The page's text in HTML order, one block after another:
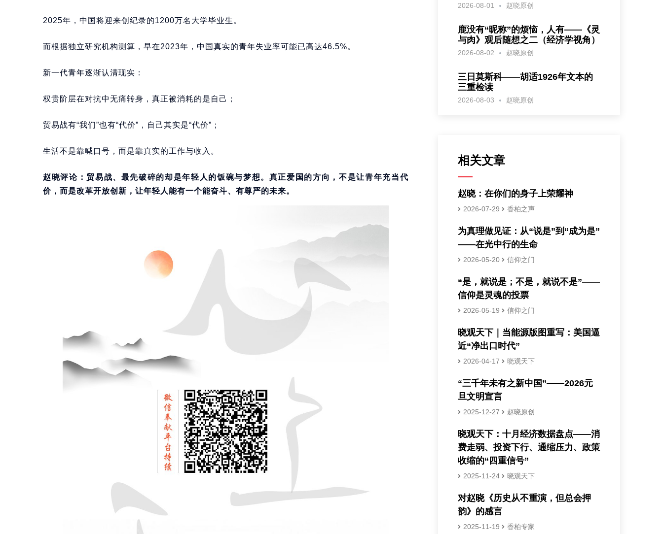
2025年，中国将迎来创纪录的1200万名大学毕业生。
而根据独立研究机构测算，早在2023年，中国真实的青年失业率可能已高达46.5%。
新一代青年逐渐认清现实：
权贵阶层在对抗中无痛转身，真正被消耗的是自己；
贸易战有“我们”也有“代价”，自己其实是“代价”；
生活不是靠喊口号，而是靠真实的工作与收入。
赵晓评论：贸易战、最先破碎的却是年轻人的饭碗与梦想。真正爱国的方向，不是让青年充当代
价，而是改革开放创新，让年轻人能有一个能奋斗、有尊严的未来。
2026-08-01 赵晓原创
鹿没有“昵称”的烦恼，人有——《灵
与肉》观后随想之二（经济学视角）
2026-08-02 赵晓原创
三日莫斯科——胡适1926年文本的
三重检读
2026-08-03 赵晓原创
相关文章
赵晓：在你们的身子上荣耀神
2026-07-29 香柏之声
为真理做见证：从“说是”到“成为是”
——在光中行的生命
2026-05-20 信仰之门
“是，就说是；不是，就说不是”——
信仰是灵魂的投票
2026-05-19 信仰之门
晓观天下｜当能源版图重写：美国逼
近“净出口时代”
2026-04-17 晓观天下
“三千年未有之新中国”——2026元
旦文明宣言
2025-12-27 赵晓原创
晓观天下：十月经济数据盘点——消
费走弱、投资下行、通缩压力、政策
收缩的“四重信号”
2025-11-24 晓观天下
对赵晓《历史从不重演，但总会押
韵》的感言
2025-11-19 香柏专家